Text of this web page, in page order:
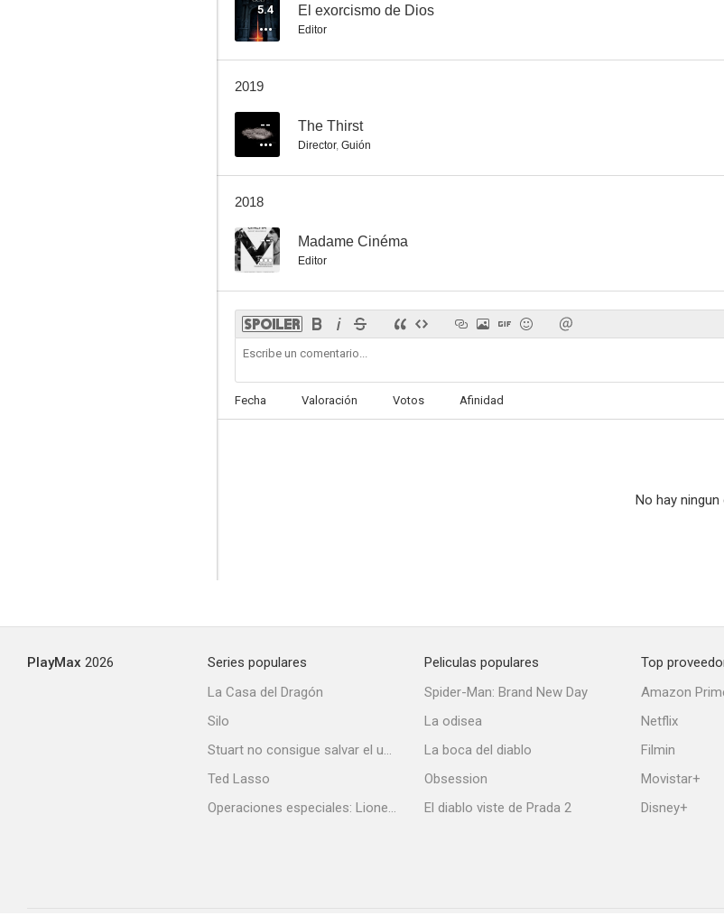
5.4 El exorcismo de Dios
Editor
2019
-- The Thirst
Director, Guión
2018
-- Madame Cinéma
Editor
Fecha Valoración Votos Afinidad
No hay
PlayMax 2026
Series populares
La Casa del Dragón
Silo
Stuart no consigue salvar el universo
Ted Lasso
Operaciones especiales: Lioness
Peliculas populares
Spider-Man: Brand New Day
La odisea
La boca del diablo
Obsession
El diablo viste de Prada 2
Top
Amazon
Netflix
Filmin
Movistar+
Disney+